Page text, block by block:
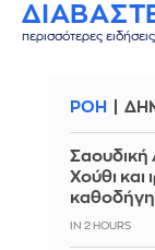
περισσότερες
ΡΟΗ
Σαουδική
Χούθι και
IN 2 HOURS